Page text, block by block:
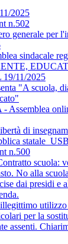
2025
n.502
generale per
sindacale
11/2025
"A scuola,
Assemblea
di
n.500
scuola:
No alla
dai presidi e
utilizzo
per la
assenti.